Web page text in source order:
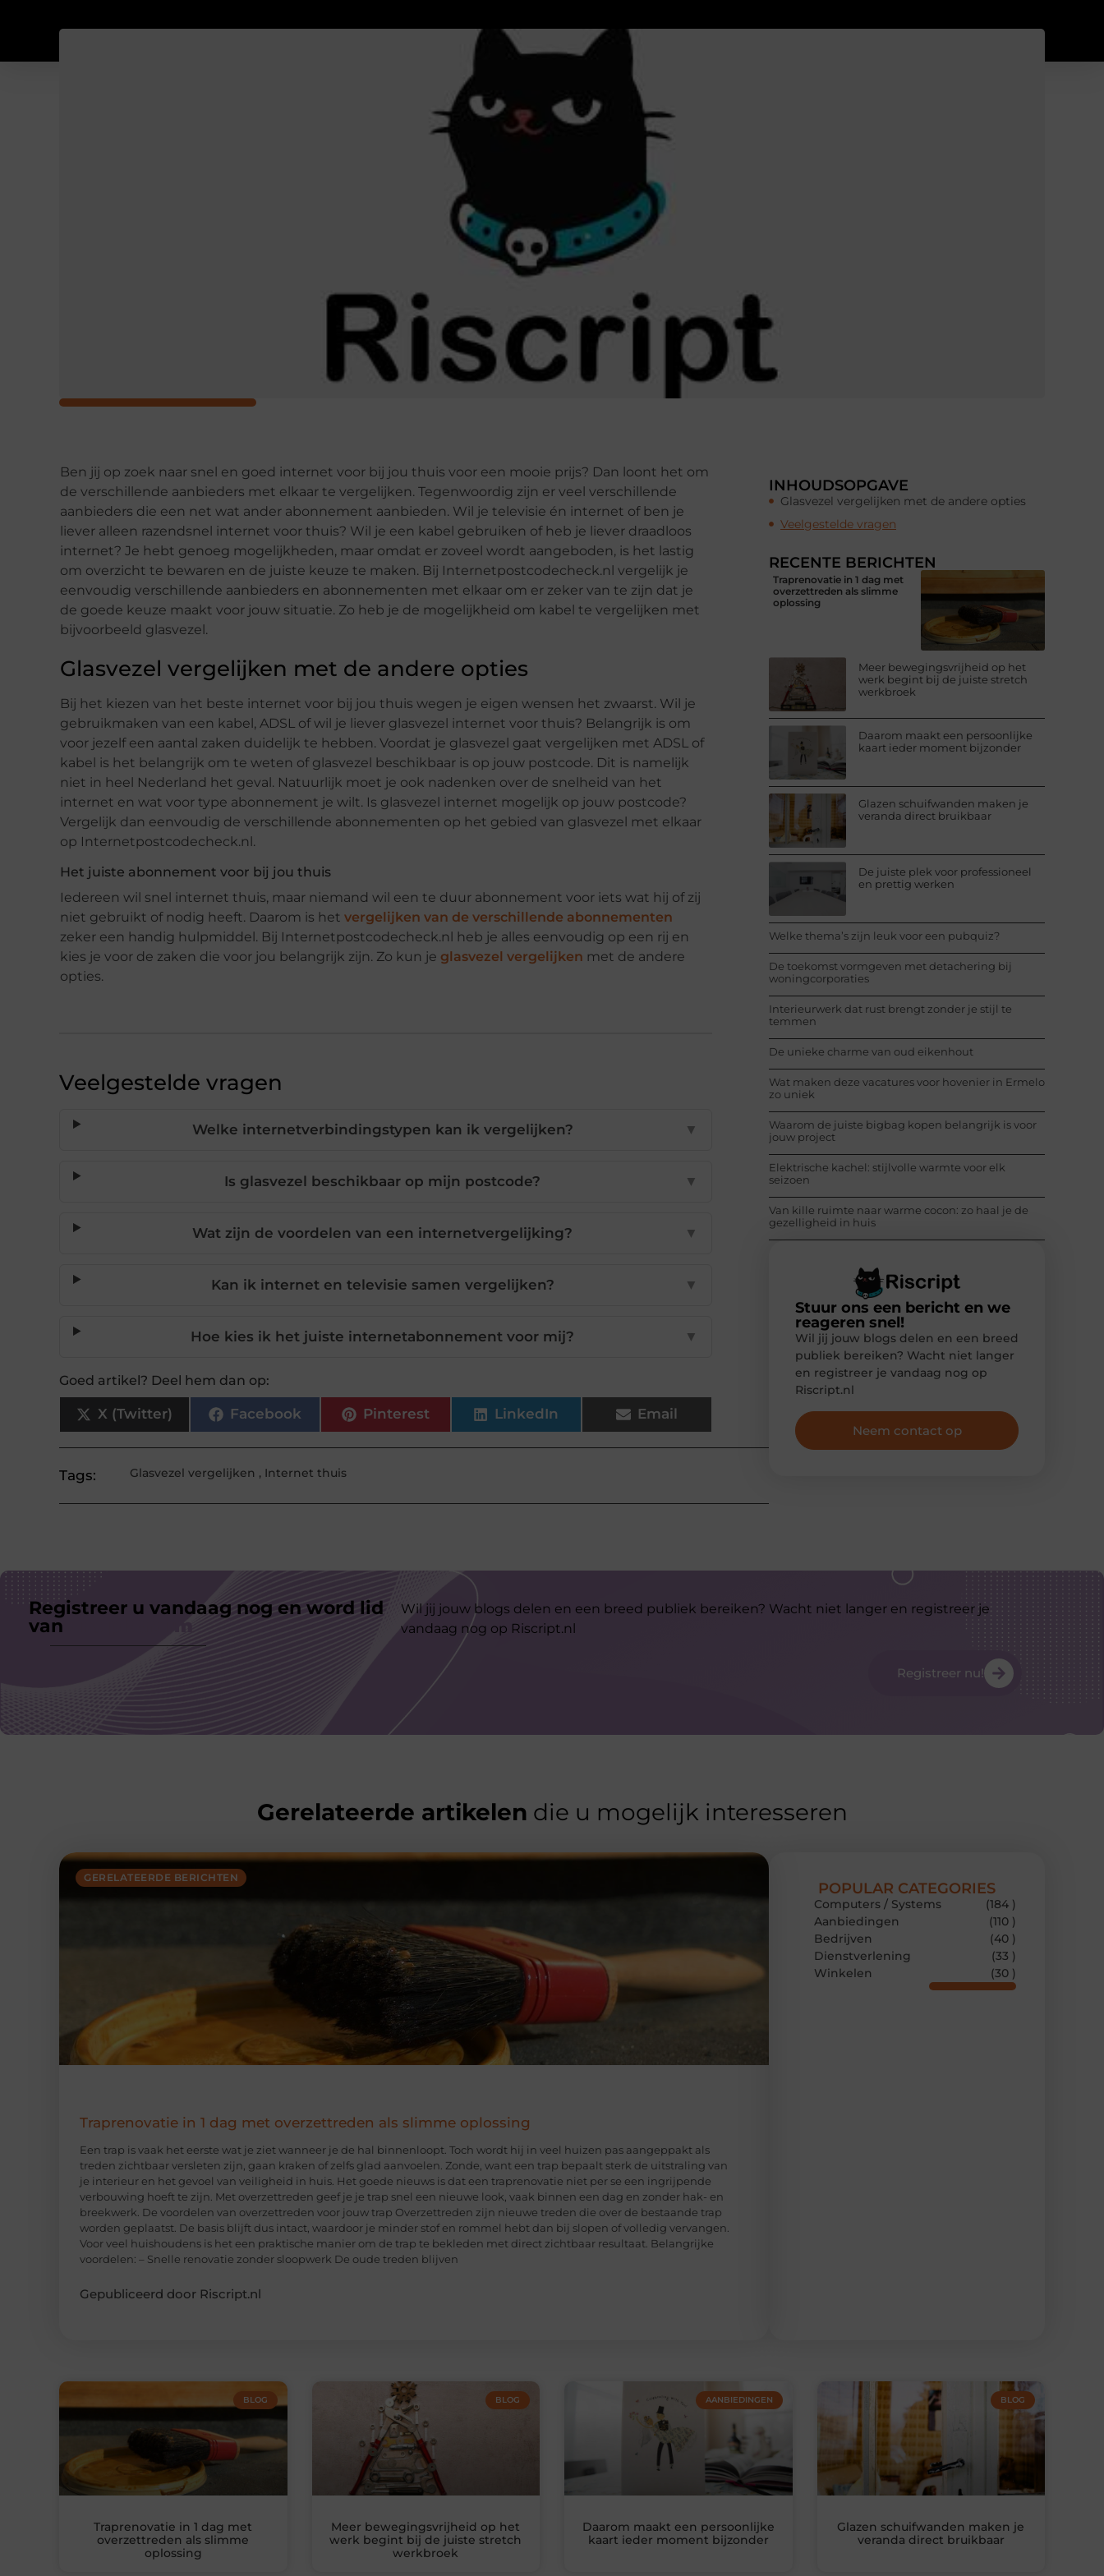
Ben jij op zoek naar snel en goed internet voor bij jou thuis voor een mooie prijs? Dan loont het om
de verschillende aanbieders met elkaar te vergelijken. Tegenwoordig zijn er veel verschillende
aanbieders die een net wat ander abonnement aanbieden. Wil je televisie én internet of ben je
liever alleen razendsnel internet voor thuis? Wil je een kabel gebruiken of heb je liever draadloos
internet? Je hebt genoeg mogelijkheden, maar omdat er zoveel wordt aangeboden, is het lastig
om overzicht te bewaren en de juiste keuze te maken. Bij Internetpostcodecheck.nl vergelijk je
eenvoudig verschillende aanbieders en abonnementen met elkaar om er zeker van te zijn dat je
de goede keuze maakt voor jouw situatie. Zo heb je de mogelijkheid om kabel te vergelijken met
bijvoorbeeld glasvezel.
Glasvezel vergelijken met de andere opties
Bij het kiezen van het beste internet voor bij jou thuis wegen je eigen wensen het zwaarst. Wil je
gebruikmaken van een kabel, ADSL of wil je liever glasvezel internet voor thuis? Belangrijk is om
voor jezelf een aantal zaken duidelijk te hebben. Voordat je glasvezel gaat vergelijken met ADSL of
kabel is het belangrijk om te weten of glasvezel beschikbaar is op jouw postcode. Dit is namelijk
niet in heel Nederland het geval. Natuurlijk moet je ook nadenken over de snelheid van het
internet en wat voor type abonnement je wilt. Is glasvezel internet mogelijk op jouw postcode?
Vergelijk dan eenvoudig de verschillende abonnementen op het gebied van glasvezel met elkaar
op Internetpostcodecheck.nl.
Het juiste abonnement voor bij jou thuis
Iedereen wil snel internet thuis, maar niemand wil een te duur abonnement voor iets wat hij of zij
niet gebruikt of nodig heeft. Daarom is het vergelijken van de verschillende abonnementen
zeker een handig hulpmiddel. Bij Internetpostcodecheck.nl heb je alles eenvoudig op een rij en
kies je voor de zaken die voor jou belangrijk zijn. Zo kun je glasvezel vergelijken met de andere
opties.
Veelgestelde vragen
Welke internetverbindingstypen kan ik vergelijken? ▼
Is glasvezel beschikbaar op mijn postcode? ▼
Wat zijn de voordelen van een internetvergelijking? ▼
Kan ik internet en televisie samen vergelijken? ▼
Hoe kies ik het juiste internetabonnement voor mij? ▼
Goed artikel? Deel hem dan op:
X (Twitter) Facebook Pinterest LinkedIn Email
Tags: Glasvezel vergelijken , Internet thuis
INHOUDSOPGAVE
Glasvezel vergelijken met de andere opties
Veelgestelde vragen
RECENTE BERICHTEN
Traprenovatie in 1 dag met
overzettreden als slimme
oplossing
Meer bewegingsvrijheid op het
werk begint bij de juiste stretch
werkbroek
Daarom maakt een persoonlijke
kaart ieder moment bijzonder
Glazen schuifwanden maken je
veranda direct bruikbaar
De juiste plek voor professioneel
en prettig werken
Welke thema’s zijn leuk voor een pubquiz?
De toekomst vormgeven met detachering bij
woningcorporaties
Interieurwerk dat rust brengt zonder je stijl te
temmen
De unieke charme van oud eikenhout
Wat maken deze vacatures voor hovenier in Ermelo
zo uniek
Waarom de juiste bigbag kopen belangrijk is voor
jouw project
Elektrische kachel: stijlvolle warmte voor elk
seizoen
Van kille ruimte naar warme cocon: zo haal je de
gezelligheid in huis
Stuur ons een bericht en we
reageren snel!
Wil jij jouw blogs delen en een breed
publiek bereiken? Wacht niet langer
en registreer je vandaag nog op
Riscript.nl
Neem contact op
Registreer u vandaag nog en word lid
van
Wil jij jouw blogs delen en een breed publiek bereiken? Wacht niet langer en registreer je
vandaag nog op Riscript.nl
Registreer nu!
Gerelateerde artikelen die u mogelijk interesseren
GERELATEERDE BERICHTEN
Traprenovatie in 1 dag met overzettreden als slimme oplossing
Een trap is vaak het eerste wat je ziet wanneer je de hal binnenloopt. Toch wordt hij in veel huizen pas aangeppakt als
treden zichtbaar versleten zijn, gaan kraken of zelfs glad aanvoelen. Zonde, want een trap bepaalt sterk de uitstraling van
je interieur en het gevoel van veiligheid in huis. Het goede nieuws is dat een traprenovatie niet per se een ingrijpende
verbouwing hoeft te zijn. Met overzettreden geef je je trap snel een nieuwe look, vaak binnen een dag en zonder hak- en
breekwerk. De voordelen van overzettreden voor jouw trap Overzettreden zijn nieuwe treden die over de bestaande trap
worden geplaatst. De basis blijft dus intact, waardoor je minder stof en rommel hebt dan bij slopen of volledig vervangen.
Voor veel huishoudens is het een praktische manier om de trap te bekleden met direct zichtbaar resultaat. Belangrijke
voordelen: – Snelle renovatie zonder sloopwerk De oude treden blijven
Gepubliceerd door Riscript.nl
POPULAR CATEGORIES
Computers / Systems
(184 )
Aanbiedingen
(110 )
Bedrijven
(40 )
Dienstverlening
(33 )
Winkelen
(30 )
BLOG
Traprenovatie in 1 dag met
overzettreden als slimme
oplossing
BLOG
Meer bewegingsvrijheid op het
werk begint bij de juiste stretch
werkbroek
AANBIEDINGEN
Daarom maakt een persoonlijke
kaart ieder moment bijzonder
BLOG
Glazen schuifwanden maken je
veranda direct bruikbaar